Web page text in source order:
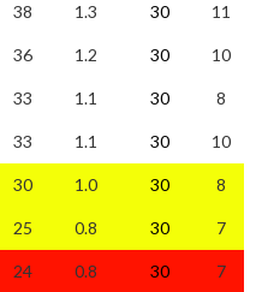
38 1.3 30 11
36 1.2 30 10
33 1.1 30 8
33 1.1 30 10
30 1.0 30 8
25 0.8 30 7
24 0.8 30 7